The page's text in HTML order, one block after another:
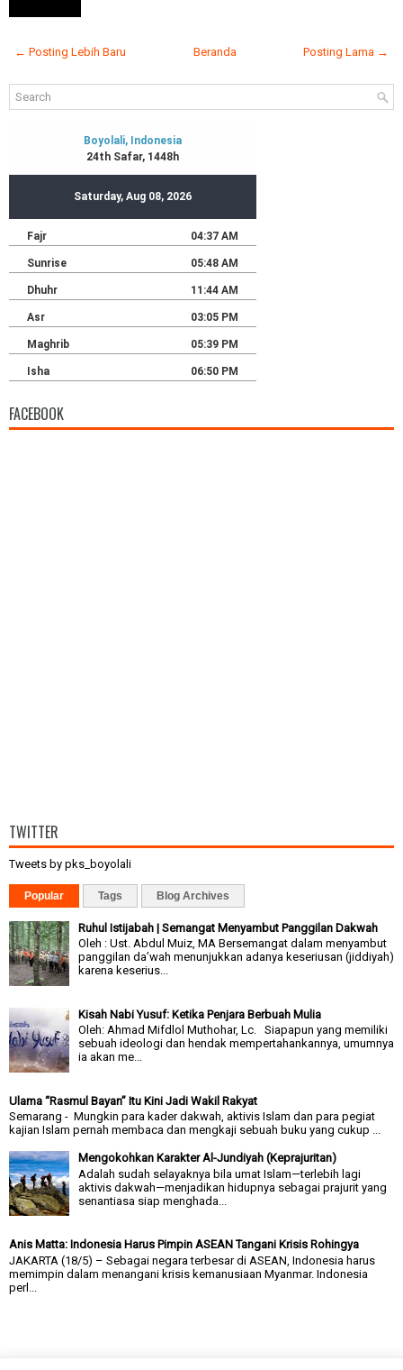
← Posting Lebih Baru Posting Lama →
Beranda
FACEBOOK
TWITTER
Tweets by pks_boyolali
Popular Tags Blog Archives
Ruhul Istijabah | Semangat Menyambut Panggilan Dakwah
Oleh : Ust. Abdul Muiz, MA Bersemangat dalam menyambut
panggilan da’wah menunjukkan adanya keseriusan (jiddiyah)
karena keserius...
Kisah Nabi Yusuf: Ketika Penjara Berbuah Mulia
Oleh: Ahmad Mifdlol Muthohar, Lc. Siapapun yang memiliki
sebuah ideologi dan hendak mempertahankannya, umumnya
ia akan me...
Ulama “Rasmul Bayan” Itu Kini Jadi Wakil Rakyat
Semarang - Mungkin para kader dakwah, aktivis Islam dan para pegiat
kajian Islam pernah membaca dan mengkaji sebuah buku yang cukup ...
Mengokohkan Karakter Al-Jundiyah (Keprajuritan)
Adalah sudah selayaknya bila umat Islam—terlebih lagi
aktivis dakwah—menjadikan hidupnya sebagai prajurit yang
senantiasa siap menghada...
Anis Matta: Indonesia Harus Pimpin ASEAN Tangani Krisis Rohingya
JAKARTA (18/5) – Sebagai negara terbesar di ASEAN, Indonesia harus
memimpin dalam menangani krisis kemanusiaan Myanmar. Indonesia
perl...